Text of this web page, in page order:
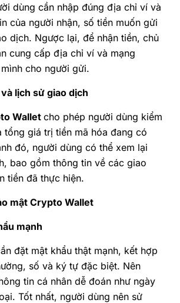
dùng cần nhập đúng địa chỉ ví và
của người nhận, số tiền muốn gửi
dịch. Ngược lại, để nhận tiền, chủ
cung cấp địa chỉ ví và mạng
cho người gửi.
lịch sử giao dịch
Wallet cho phép người dùng kiểm
tổng giá trị tiền mã hóa đang có
đó, người dùng có thể xem lại
bao gồm thông tin về các giao
tiền đã thực hiện.
mật Crypto Wallet
mạnh
đặt mật khẩu thật mạnh, kết hợp
số và ký tự đặc biệt. Nên
tin cá nhân dễ đoán như ngày
Tốt nhất, người dùng nên sử